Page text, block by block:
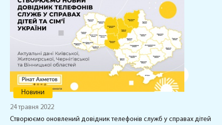
Новини
24 травня 2022
Створюємо оновлений довідник телефонів служб у справах дітей